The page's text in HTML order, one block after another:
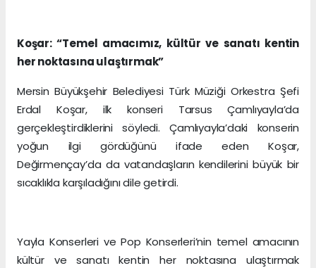
Koşar: “Temel amacımız, kültür ve sanatı kentin
her noktasına ulaştırmak”
Mersin Büyükşehir Belediyesi Türk Müziği Orkestra Şefi
Erdal Koşar, ilk konseri Tarsus Çamlıyayla’da
gerçekleştirdiklerini söyledi. Çamlıyayla’daki konserin
yoğun ilgi gördüğünü ifade eden Koşar,
Değirmençay’da da vatandaşların kendilerini büyük bir
sıcaklıkla karşıladığını dile getirdi.
Yayla Konserleri ve Pop Konserleri’nin temel amacının
kültür ve sanatı kentin her noktasına ulaştırmak